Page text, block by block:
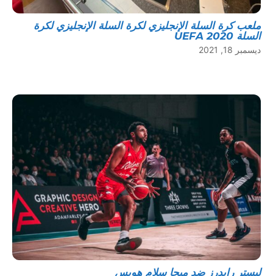
ملعب كرة السلة الإنجليزي لكرة السلة الإنجليزي لكرة
السلة UEFA 2020
ديسمبر 18, 2021
ليستر رايدرز ضد ميجا سلام هوبس